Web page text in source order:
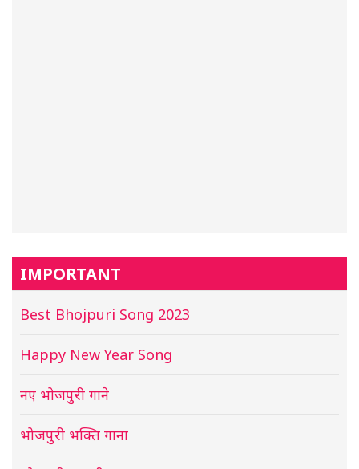
IMPORTANT
Best Bhojpuri Song 2023
Happy New Year Song
नए भोजपुरी गाने
भोजपुरी भक्ति गाना